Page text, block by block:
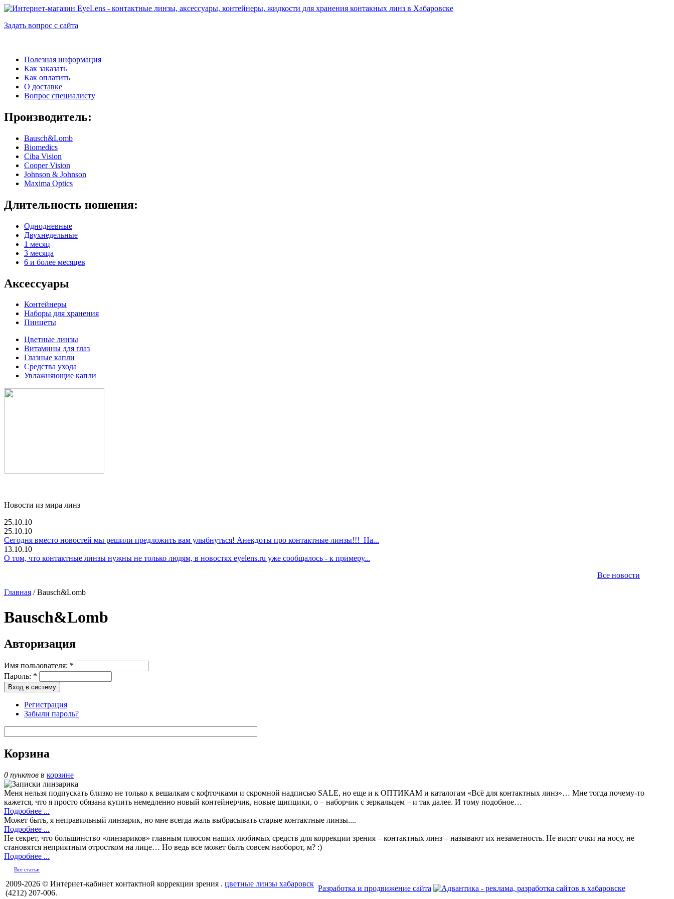
Задать вопрос с сайта
Полезная информация
Как заказать
Как оплатить
О доставке
Вопрос специалисту
Производитель:
Bausch&Lomb
Biomedics
Ciba Vision
Cooper Vision
Johnson & Johnson
Maxima Optics
Длительность ношения:
Однодневные
Двухнедельные
1 месяц
3 месяца
6 и более месяцев
Аксессуары
Контейнеры
Наборы для хранения
Пинцеты
Цветные линзы
Витамины для глаз
Глазные капли
Средства ухода
Увлажняющие капли
Новости из мира линз
25.10.10
25.10.10
Сегодня вместо новостей мы решили предложить вам улыбнуться! Анекдоты про контактные линзы!!! На...
13.10.10
О том, что контактные линзы нужны не только людям, в новостях eyelens.ru уже сообщалось - к примеру...
Все новости
Главная / Bausch&Lomb
Bausch&Lomb
Авторизация
Имя пользователя: *
Пароль: *
Регистрация
Забыли пароль?
Корзина
0 пунктов в корзине
Меня нельзя подпускать близко не только к вешалкам с кофточками и скромной надписью SALE, но еще и к ОПТИКАМ и каталогам «Всё для контактных линз»… Мне тогда почему-то
кажется, что я просто обязана купить немедленно новый контейнерчик, новые щипцики, о – наборчик с зеркальцем – и так далее. И тому подобное…
Подробнее ...
Может быть, я неправильный линзарик, но мне всегда жаль выбрасывать старые контактные линзы....
Подробнее ...
Не секрет, что большинство «линзариков» главным плюсом наших любимых средств для коррекции зрения – контактных линз – называют их незаметность. Не висят очки на носу, не
становятся неприятным отростком на лице… Но ведь все может быть совсем наоборот, м? :)
Подробнее ...
Все статьи
2009-2026 © Интернет-кабинет контактной коррекции зрения . цветные линзы хабаровск
(4212) 207-006.
Разработка и продвижение сайта